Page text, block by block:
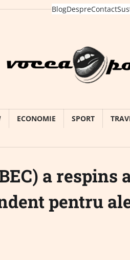
BlogDespreContact
ECONOMIE SPORT
a respins
pentru